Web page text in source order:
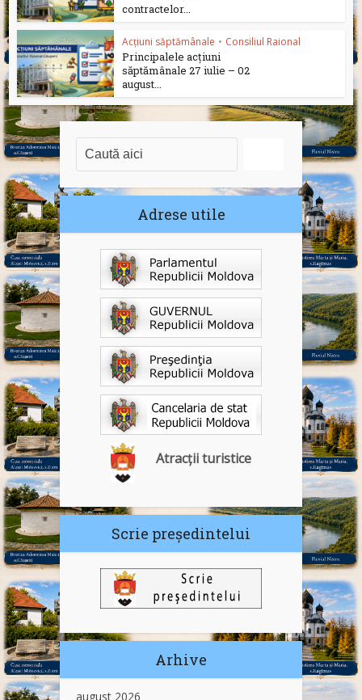
contractelor...
Acțiuni săptămânale • Consiliul Raional
Principalele acțiuni
săptămânale 27 iulie – 02
august...
Adrese utile
Atracții turistice
Scrie președintelui
Arhive
august 2026